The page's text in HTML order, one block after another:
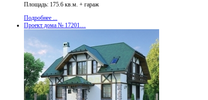
Площадь: 175.6 кв.м. + гараж
Подробнее ...
Проект дома № 17201…